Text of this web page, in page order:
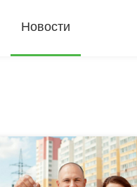
Новости